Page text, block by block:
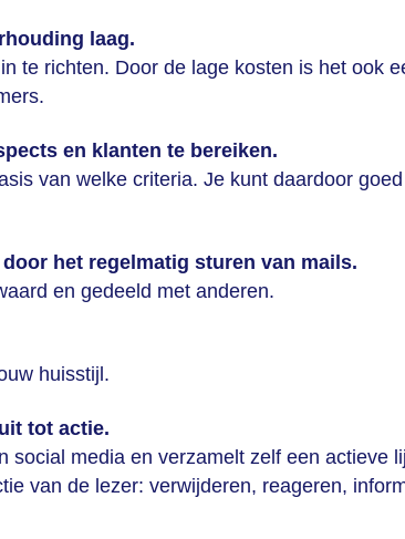
laag.
te richten. Door de lage kosten is het ook
en klanten te bereiken.
van welke criteria. Je kunt daardoor goed
het regelmatig sturen van mails.
en gedeeld met anderen.
huisstijl.
tot actie.
social media en verzamelt zelf een actieve
van de lezer: verwijderen, reageren,